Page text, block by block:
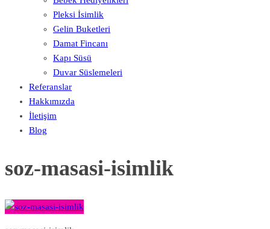
Pleksi İsimlik
Gelin Buketleri
Damat Fincanı
Kapı Süsü
Duvar Süslemeleri
Referanslar
Hakkımızda
İletişim
Blog
soz-masasi-isimlik